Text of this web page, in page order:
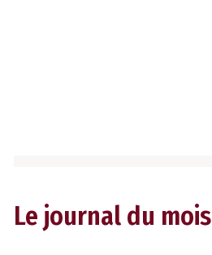
Le journal du mois